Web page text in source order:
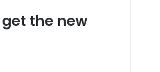
the new